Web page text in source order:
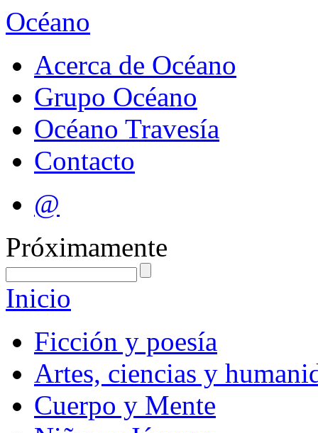
Océano
Acerca de Océano
Grupo Océano
Océano Travesía
Contacto
@
Próximamente
Inicio
Ficción y poesía
Artes, ciencias y
Cuerpo y Mente